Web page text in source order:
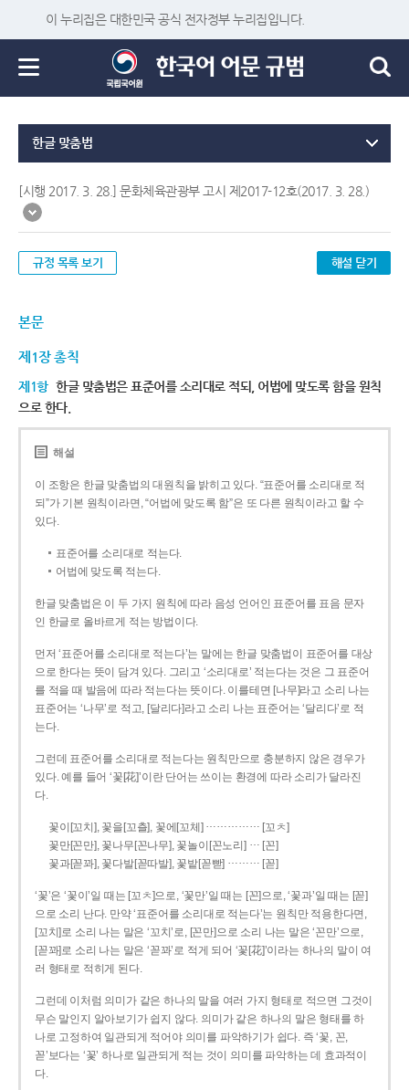
이 누리집은 대한민국 공식 전자정부 누리집입니다.
한글 맞춤법
[시행 2017. 3. 28.] 문화체육관광부 고시 제2017-12호(2017. 3. 28.)
규정 목록 보기 해설 닫기
본문
제1장 총칙
제1항 한글 맞춤법은 표준어를 소리대로 적되, 어법에 맞도록 함을 원칙
으로 한다.
해설
이 조항은 한글 맞춤법의 대원칙을 밝히고 있다. “표준어를 소리대로 적
되”가 기본 원칙이라면, “어법에 맞도록 함”은 또 다른 원칙이라고 할 수
있다.
표준어를 소리대로 적는다.
어법에 맞도록 적는다.
한글 맞춤법은 이 두 가지 원칙에 따라 음성 언어인 표준어를 표음 문자
인 한글로 올바르게 적는 방법이다.
먼저 ‘표준어를 소리대로 적는다’는 말에는 한글 맞춤법이 표준어를 대상
으로 한다는 뜻이 담겨 있다. 그리고 ‘소리대로’ 적는다는 것은 그 표준어
를 적을 때 발음에 따라 적는다는 뜻이다. 이를테면 [나무]라고 소리 나는
표준어는 ‘나무’로 적고, [달리다]라고 소리 나는 표준어는 ‘달리다’로 적
는다.
그런데 표준어를 소리대로 적는다는 원칙만으로 충분하지 않은 경우가
있다. 예를 들어 ‘꽃[花]’이란 단어는 쓰이는 환경에 따라 소리가 달라진
다.
꽃이[꼬치], 꽃을[꼬츨], 꽃에[꼬체] …………… [꼬ㅊ]
꽃만[꼰만], 꽃나무[꼰나무], 꽃놀이[꼰노리] … [꼰]
꽃과[꼳꽈], 꽃다발[꼳따발], 꽃밭[꼳빧] ……… [꼳]
‘꽃’은 ‘꽃이’일 때는 [꼬ㅊ]으로, ‘꽃만’일 때는 [꼰]으로, ‘꽃과’일 때는 [꼳]
으로 소리 난다. 만약 ‘표준어를 소리대로 적는다’는 원칙만 적용한다면,
[꼬치]로 소리 나는 말은 ‘꼬치’로, [꼰만]으로 소리 나는 말은 ‘꼰만’으로,
[꼳꽈]로 소리 나는 말은 ‘꼳꽈’로 적게 되어 ‘꽃[花]’이라는 하나의 말이 여
러 형태로 적히게 된다.
그런데 이처럼 의미가 같은 하나의 말을 여러 가지 형태로 적으면 그것이
무슨 말인지 알아보기가 쉽지 않다. 의미가 같은 하나의 말은 형태를 하
나로 고정하여 일관되게 적어야 의미를 파악하기가 쉽다. 즉 ‘꽃, 꼰,
꼳’보다는 ‘꽃’ 하나로 일관되게 적는 것이 의미를 파악하는 데 효과적이
다.